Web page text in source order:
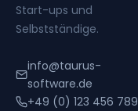
Start-ups und
Selbstständige.
info@taurus-
software.de
+49 (0) 123 456 789